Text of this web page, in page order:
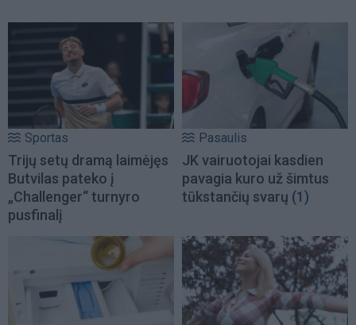
Sportas
Trijų setų dramą laimėjęs
Butvilas pateko į
„Challenger“ turnyro
pusfinalį
Pasaulis
JK vairuotojai kasdien
pavagia kuro už šimtus
tūkstančių svarų (1)